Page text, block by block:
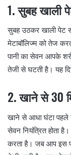
1.सुबह खाली
सुबह उठकर खाली पेट
मेटाबॉलिज्म को तेज
पानी का सेवन आपके
तेजी से घटती है। यह
2.खाने से 30
खाने से आधा घंटा पहले
सेवन नियंत्रित होता
करता है। जब आप इस